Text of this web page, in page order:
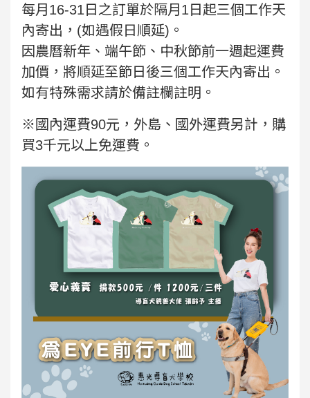
每月16-31日之訂單於隔月1日起三個工作天
內寄出，(如遇假日順延)。
因農曆新年、端午節、中秋節前一週起運費
加價，將順延至節日後三個工作天內寄出。
如有特殊需求請於備註欄註明。
※國內運費90元，外島、國外運費另計，購
買3千元以上免運費。